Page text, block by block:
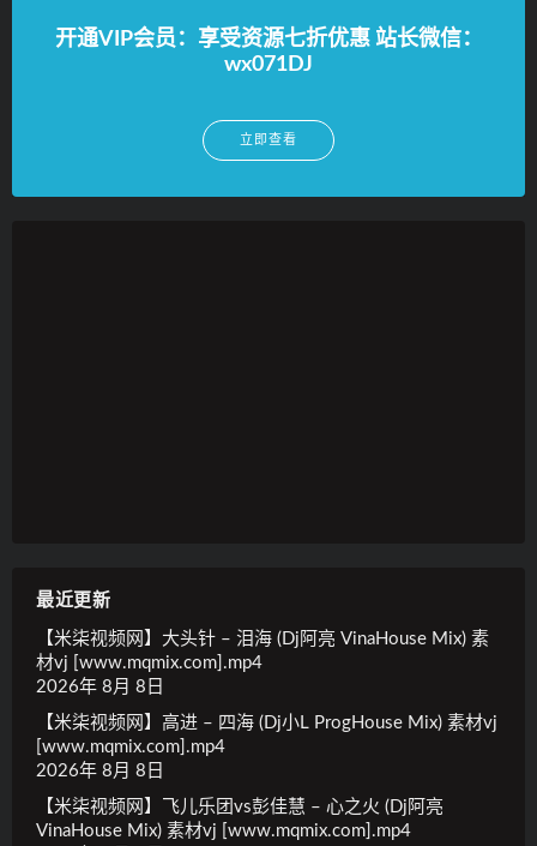
开通VIP会员：享受资源七折优惠 站长微信：
wx071DJ
立即查看
最近更新
【米柒视频网】大头针 – 泪海 (Dj阿亮 VinaHouse Mix) 素
材vj [www.mqmix.com].mp4
2026年 8月 8日
【米柒视频网】高进 – 四海 (Dj小L ProgHouse Mix) 素材vj
[www.mqmix.com].mp4
2026年 8月 8日
【米柒视频网】飞儿乐团vs彭佳慧 – 心之火 (Dj阿亮
VinaHouse Mix) 素材vj [www.mqmix.com].mp4